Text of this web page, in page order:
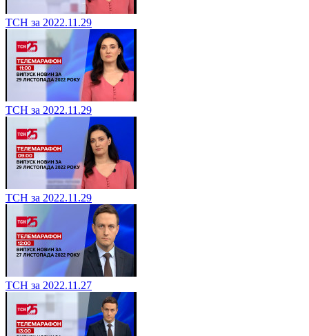
ТСН за 2022.11.29
ТСН за 2022.11.29
ТСН за 2022.11.29
ТСН за 2022.11.27